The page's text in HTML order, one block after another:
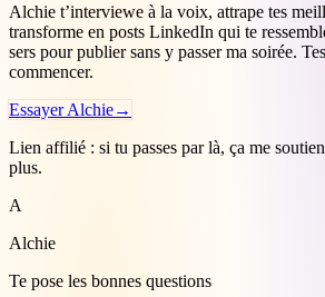
Alchie t’interviewe à la voix, attrape tes
transforme en posts LinkedIn qui te
sers pour publier sans y passer ma soirée.
commencer.
Essayer Alchie→
Lien affilié : si tu passes par là, ça me
plus.
A
Alchie
Te pose les bonnes questions